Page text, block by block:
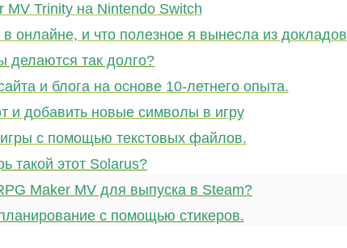
MV Trinity на Nintendo Switch
онлайне, и что полезное я вынесла из докладов
делаются так долго?
и блога на основе 10-летнего опыта.
и добавить новые символы в игру
с помощью текстовых файлов.
такой этот Solarus?
Maker MV для выпуска в Steam?
с помощью стикеров.